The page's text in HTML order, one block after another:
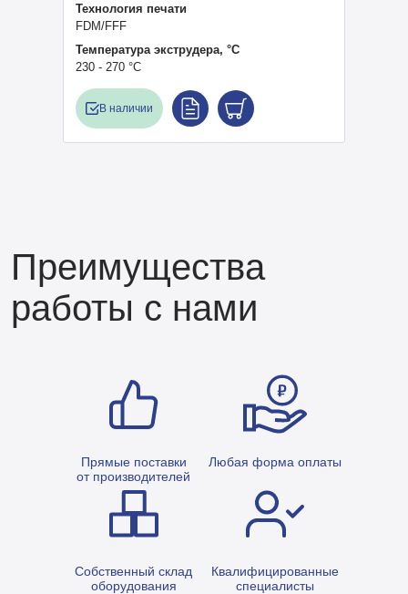
Технология печати
FDM/FFF
Температура экструдера, °C
230 - 270 °С
В наличии
Преимущества
работы с нами
Прямые поставки
от производителей
Любая форма оплаты
Собственный склад
оборудования
Квалифицированные
специалисты